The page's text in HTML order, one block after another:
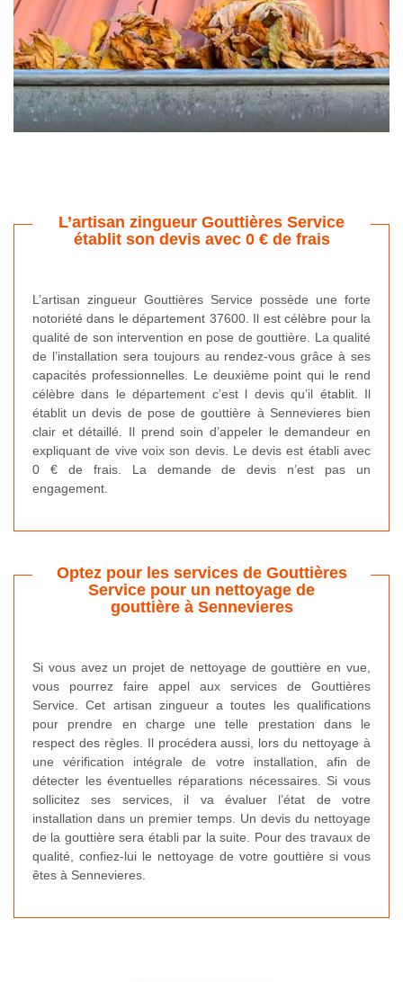
L’artisan zingueur Gouttières Service
établit son devis avec 0 € de frais
L’artisan zingueur Gouttières Service possède une forte
notoriété dans le département 37600. Il est célèbre pour la
qualité de son intervention en pose de gouttière. La qualité
de l’installation sera toujours au rendez-vous grâce à ses
capacités professionnelles. Le deuxième point qui le rend
célèbre dans le département c’est l devis qu’il établit. Il
établit un devis de pose de gouttière à Sennevieres bien
clair et détaillé. Il prend soin d’appeler le demandeur en
expliquant de vive voix son devis. Le devis est établi avec
0 € de frais. La demande de devis n’est pas un
engagement.
Optez pour les services de Gouttières
Service pour un nettoyage de
gouttière à Sennevieres
Si vous avez un projet de nettoyage de gouttière en vue,
vous pourrez faire appel aux services de Gouttières
Service. Cet artisan zingueur a toutes les qualifications
pour prendre en charge une telle prestation dans le
respect des règles. Il procédera aussi, lors du nettoyage à
une vérification intégrale de votre installation, afin de
détecter les éventuelles réparations nécessaires. Si vous
sollicitez ses services, il va évaluer l’état de votre
installation dans un premier temps. Un devis du nettoyage
de la gouttière sera établi par la suite. Pour des travaux de
qualité, confiez-lui le nettoyage de votre gouttière si vous
êtes à Sennevieres.